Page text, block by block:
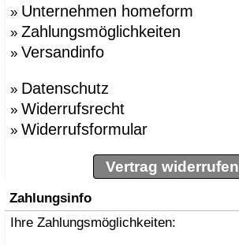
» Unternehmen homeform
» Zahlungsmöglichkeiten
» Versandinfo
» Datenschutz
» Widerrufsrecht
» Widerrufsformular
Vertrag widerrufen
Zahlungsinfo
Ihre Zahlungsmöglichkeiten: